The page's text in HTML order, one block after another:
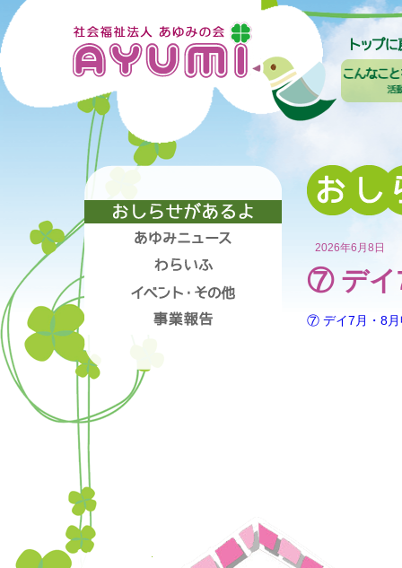
2026年6月8日
⑦ デイ
⑦ デイ7月・8月